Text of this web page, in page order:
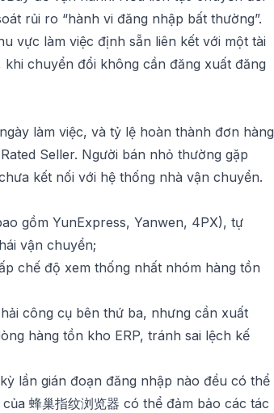
rủi ro “hành vi đăng nhập bất thường”.
vực làm việc định sẵn liên kết với một tài
chuyển đổi không cần đăng xuất đăng
làm việc, và tỷ lệ hoàn thành đơn hàng
Seller. Người bán nhỏ thường gặp
kết nối với hệ thống nhà vận chuyển.
gồm YunExpress, Yanwen, 4PX), tự
vận chuyển;
chế độ xem thống nhất nhóm hàng tồn
công cụ bên thứ ba, nhưng cần xuất
hàng tồn kho ERP, tránh sai lệch kế
lần gián đoạn đăng nhập nào đều có thể
蜂巢指纹浏览器 có thể đảm bảo các tác